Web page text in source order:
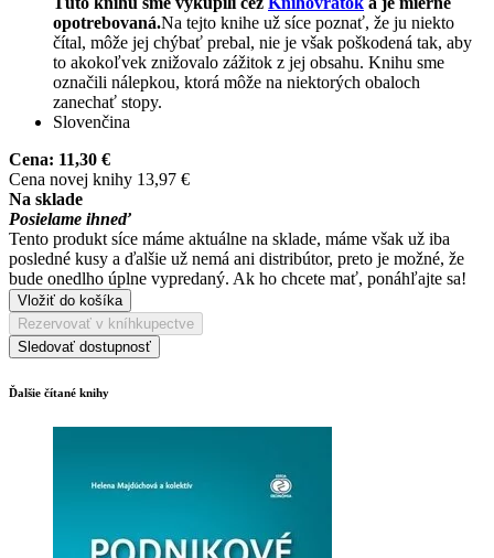
opotrebovaná.Na tejto knihe už síce poznať, že ju niekto
čítal, môže jej chýbať prebal, nie je však poškodená tak, aby
to akokoľvek znižovalo zážitok z jej obsahu. Knihu sme
označili nálepkou, ktorá môže na niektorých obaloch
zanechať stopy.
Slovenčina
Cena: 11,30 €
Cena novej knihy 13,97 €
Na sklade
Posielame ihneď
Tento produkt síce máme aktuálne na sklade, máme však už iba
posledné kusy a ďalšie už nemá ani distribútor, preto je možné, že
bude onedlho úplne vypredaný. Ak ho chcete mať, ponáhľajte sa!
Vložiť do košíka
Rezervovať v kníhkupectve
Sledovať dostupnosť
Ďalšie čítané knihy